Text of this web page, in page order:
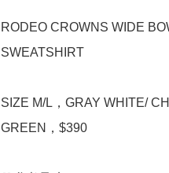
RODEO CROWNS WIDE
SWEATSHIRT
SIZE M/L，GRAY WHITE/
GREEN，$390